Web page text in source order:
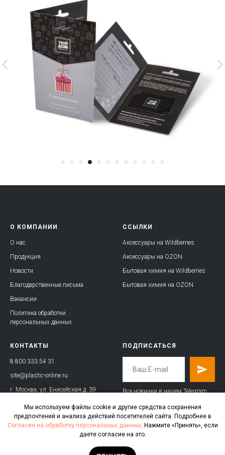
О КОМПАНИИ
О нас
Продукция
Новости
Благодарственные письма
Вакансии
Политика обработки
персональных данных
ССЫЛКИ
Аксессуары на Wildberries
Аксессуары на OZON
Бытовая химия на Wildberries
Бытовая химия на OZON
КОНТАКТЫ
8 800 333 54 31
site@plastic-online.ru
г. Москва, ул. Енисейская д. 39
ПОДПИСАТЬСЯ
Все новинки в нашем Telegram
Мы используем файлы cookie и другие средства сохранения
предпочтений и анализа действий посетителей сайта. Подробнее в
Согласие на обработку персональных данных. Нажмите «Принять», если
даете согласие на это.